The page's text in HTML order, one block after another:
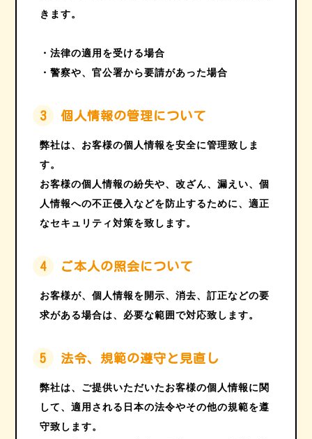
きます。
・法律の適用を受ける場合
・警察や、官公署から要請があった場合
3 個人情報の管理について
弊社は、お客様の個人情報を安全に管理致しま
す。
お客様の個人情報の紛失や、改ざん、漏えい、個
人情報への不正侵入などを防止するために、適正
なセキュリティ対策を致します。
4 ご本人の照会について
お客様が、個人情報を開示、消去、訂正などの要
求がある場合は、必要な範囲で対応致します。
5 法令、規範の遵守と見直し
弊社は、ご提供いただいたお客様の個人情報に関
して、適用される日本の法令やその他の規範を遵
守致します。